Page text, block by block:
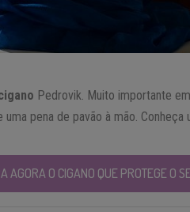
Pedrovik. Muito importante
pena de pavão à mão.
AGORA O CIGANO QUE PROTEGE O